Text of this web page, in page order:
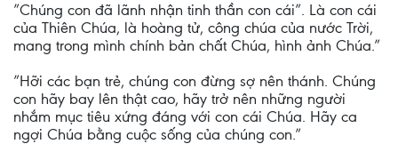
”Chúng con đã lãnh nhận tinh thần con cái”. Là con cái
của Thiên Chúa, là hoàng tử, công chúa của nước Trời,
mang trong mình chính bản chất Chúa, hình ảnh Chúa.”
”Hỡi các bạn trẻ, chúng con đừng sợ nên thánh. Chúng
con hãy bay lên thật cao, hãy trở nên những người
nhắm mục tiêu xứng đáng với con cái Chúa. Hãy ca
ngợi Chúa bằng cuộc sống của chúng con.”